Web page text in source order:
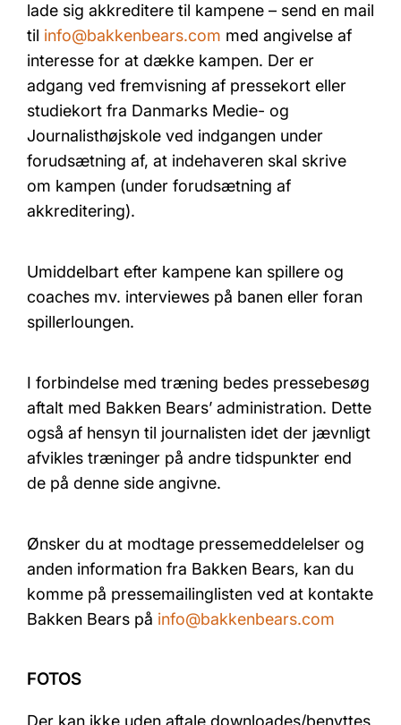
lade sig akkreditere til kampene – send en mail
til info@bakkenbears.com med angivelse af
interesse for at dække kampen. Der er
adgang ved fremvisning af pressekort eller
studiekort fra Danmarks Medie- og
Journalisthøjskole ved indgangen under
forudsætning af, at indehaveren skal skrive
om kampen (under forudsætning af
akkreditering).
Umiddelbart efter kampene kan spillere og
coaches mv. interviewes på banen eller foran
spillerloungen.
I forbindelse med træning bedes pressebesøg
aftalt med Bakken Bears’ administration. Dette
også af hensyn til journalisten idet der jævnligt
afvikles træninger på andre tidspunkter end
de på denne side angivne.
Ønsker du at modtage pressemeddelelser og
anden information fra Bakken Bears, kan du
komme på pressemailinglisten ved at kontakte
Bakken Bears på info@bakkenbears.com
FOTOS
Der kan ikke uden aftale downloades/benyttes